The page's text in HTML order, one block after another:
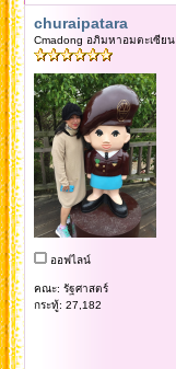
churaipatara
Cmadong อภิมหาอมตะเซียน
ออฟไลน์
คณะ: รัฐศาสตร์
กระทู้: 27,182